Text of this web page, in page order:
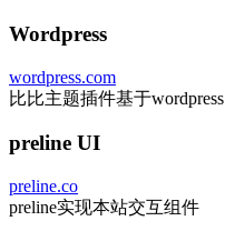
Wordpress
wordpress.com
比比主题插件基于wordpress
preline UI
preline.co
preline实现本站交互组件